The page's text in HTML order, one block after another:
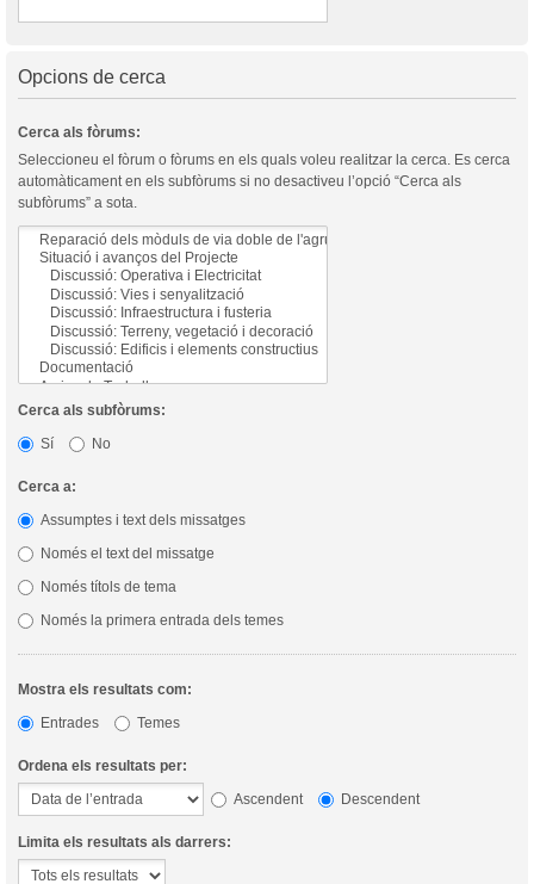
Opcions de cerca
Cerca als fòrums:
Seleccioneu el fòrum o fòrums en els quals voleu realitzar la cerca. Es cerca
automàticament en els subfòrums si no desactiveu l’opció “Cerca als
subfòrums” a sota.
Cerca als subfòrums:
Sí
No
Cerca a:
Assumptes i text dels missatges
Només el text del missatge
Només títols de tema
Només la primera entrada dels temes
Mostra els resultats com:
Entrades
Temes
Ordena els resultats per:
Ascendent
Descendent
Limita els resultats als darrers: